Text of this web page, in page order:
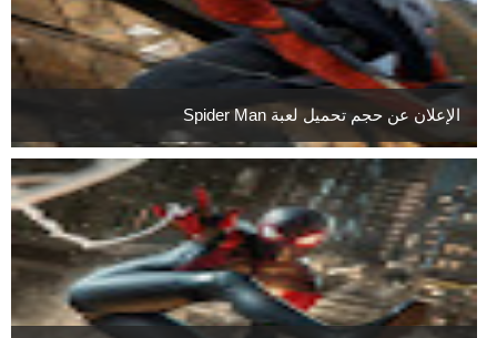
الإعلان عن حجم تحميل لعبة Spider Man